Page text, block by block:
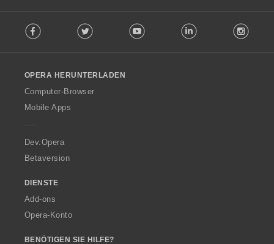
o
w
O
p
a
Facebook Twitter Youtube LinkedIn
OPERA HERUNTERLADEN
Computer-Browser
Mobile Apps
Dev.Opera
Betaversion
DIENSTE
Add-ons
Opera-Konto
BENÖTIGEN SIE HILFE?